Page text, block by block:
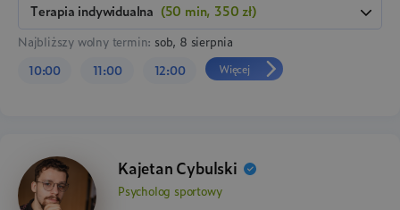
terapia indywidualna (50 min, 350 zł)
Najbliższy wolny termin: sob, 8 sierpnia
10:00
11:00 12:00 Więcej
Kajetan Cybulski
Psycholog sportowy